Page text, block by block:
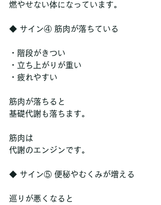
燃やせない体になっています。
◆ サイン④ 筋肉が落ちている
・階段がきつい
・立ち上がりが重い
・疲れやすい
筋肉が落ちると
基礎代謝も落ちます。
筋肉は
代謝のエンジンです。
◆ サイン⑤ 便秘やむくみが増える
巡りが悪くなると